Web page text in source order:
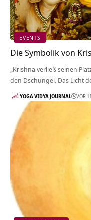
EVENTS
Die Symbolik von
„Krishna verließ seinen
den Dschungel. Das Licht
YOGA VIDYA JOURNAL VOR